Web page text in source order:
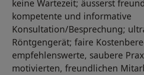
keine Wartezeit; äusserst
kompetente und informative
Konsultation/Besprechung;
Röntgengerät; faire
empfehlenswerte, saubere
motivierten, freundlichen